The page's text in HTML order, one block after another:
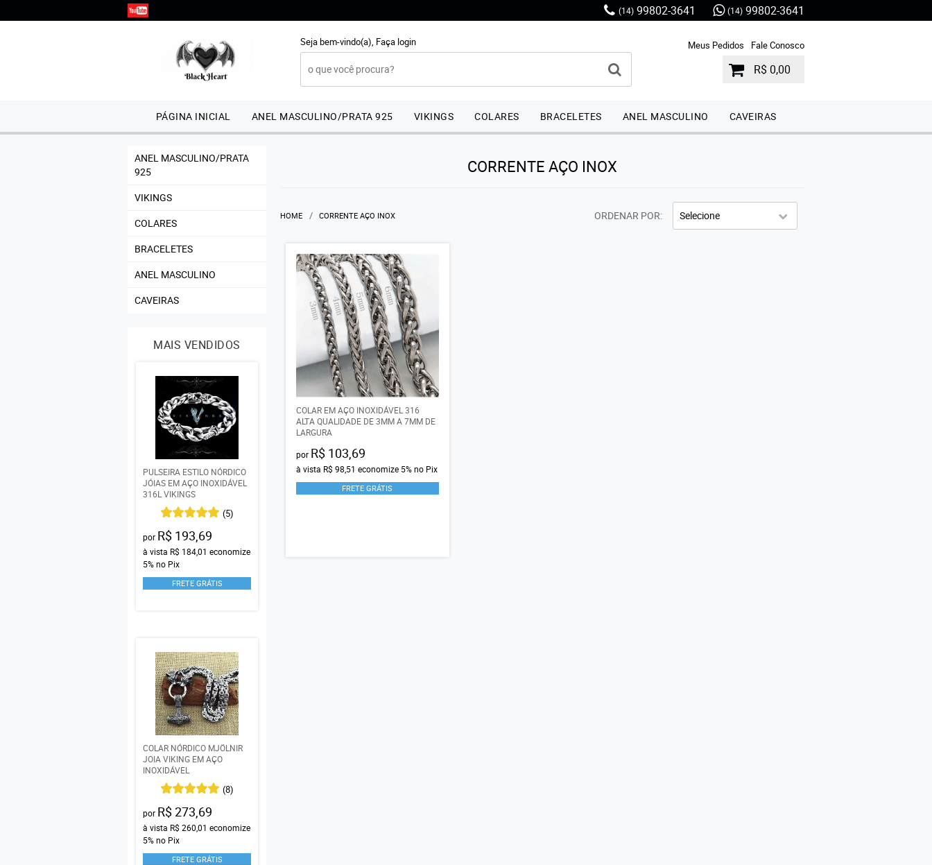
(14) 99802-3641 (14) 99802-3641
Seja bem-vindo(a), Faça login Meus Pedidos Fale Conosco
R$ 0,00
PÁGINA INICIAL ANEL MASCULINO/PRATA 925 VIKINGS COLARES BRACELETES ANEL MASCULINO CAVEIRAS
ANEL MASCULINO/PRATA
925
VIKINGS
COLARES
BRACELETES
ANEL MASCULINO
CAVEIRAS
MAIS VENDIDOS
PULSEIRA ESTILO NÓRDICO
JÓIAS EM AÇO INOXIDÁVEL
316L VIKINGS
(5)
por R$ 193,69
à vista R$ 184,01 economize
5% no Pix
FRETE GRÁTIS
COLAR NÓRDICO MJÖLNIR
JOIA VIKING EM AÇO
INOXIDÁVEL
(8)
por R$ 273,69
à vista R$ 260,01 economize
5% no Pix
FRETE GRÁTIS
CORRENTE AÇO INOX
HOME CORRENTE AÇO INOX ORDENAR POR Selecione
COLAR EM AÇO INOXIDÁVEL 316
ALTA QUALIDADE DE 3MM A 7MM DE
LARGURA
por R$ 103,69
à vista R$ 98,51 economize 5% no Pix
FRETE GRÁTIS